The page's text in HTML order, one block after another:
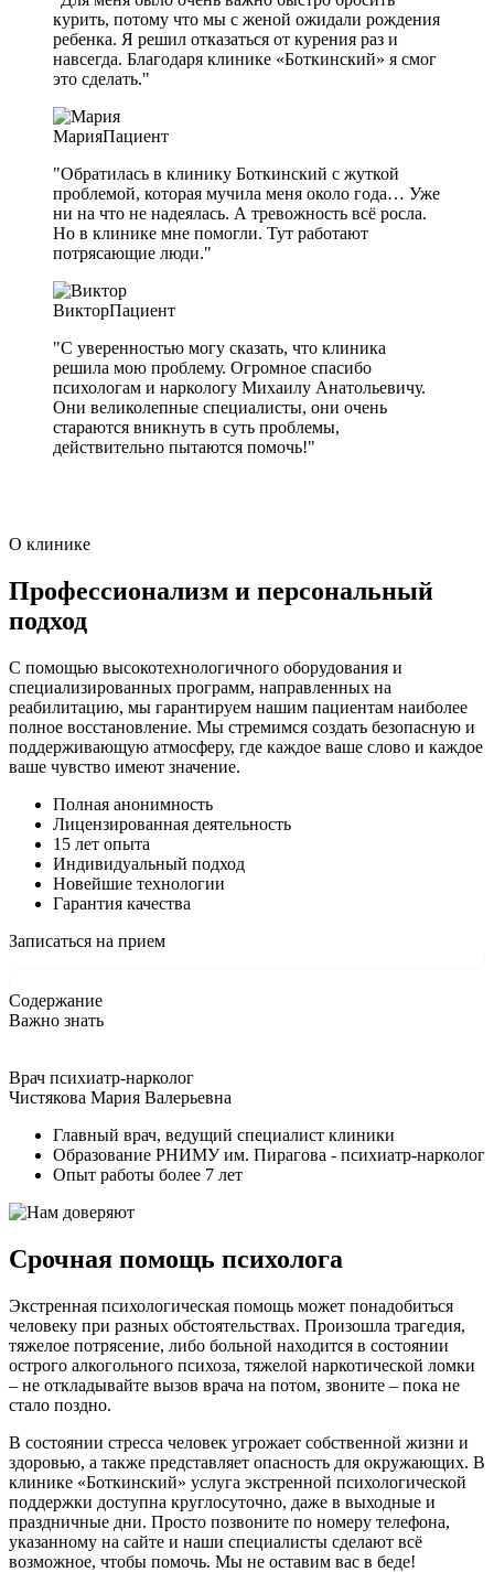
курить, потому что мы с женой ожидали рождения
ребенка. Я решил отказаться от курения раз и
навсегда. Благодаря клинике «Боткинский» я смог
это сделать."
МарияПациент
"Обратилась в клинику Боткинский с жуткой
проблемой, которая мучила меня около года… Уже
ни на что не надеялась. А тревожность всё росла.
Но в клинике мне помогли. Тут работают
потрясающие люди."
ВикторПациент
"С уверенностью могу сказать, что клиника
решила мою проблему. Огромное спасибо
психологам и наркологу Михаилу Анатольевичу.
Они великолепные специалисты, они очень
стараются вникнуть в суть проблемы,
действительно пытаются помочь!"
О клинике
Профессионализм и персональный
подход
С помощью высокотехнологичного оборудования и
специализированных программ, направленных на
реабилитацию, мы гарантируем нашим пациентам наиболее
полное восстановление. Мы стремимся создать безопасную и
поддерживающую атмосферу, где каждое ваше слово и каждое
ваше чувство имеют значение.
Полная анонимность
Лицензированная деятельность
15 лет опыта
Индивидуальный подход
Новейшие технологии
Гарантия качества
Записаться на прием
Содержание
Важно знать
Врач психиатр-нарколог
Чистякова Мария Валерьевна
Главный врач, ведущий специалист клиники
Образование РНИМУ им. Пирагова - психиатр-нарколог
Опыт работы более 7 лет
Срочная помощь психолога
Экстренная психологическая помощь может понадобиться
человеку при разных обстоятельствах. Произошла трагедия,
тяжелое потрясение, либо больной находится в состоянии
острого алкогольного психоза, тяжелой наркотической ломки
– не откладывайте вызов врача на потом, звоните – пока не
стало поздно.
В состоянии стресса человек угрожает собственной жизни и
здоровью, а также представляет опасность для окружающих. В
клинике «Боткинский» услуга экстренной психологической
поддержки доступна круглосуточно, даже в выходные и
праздничные дни. Просто позвоните по номеру телефона,
указанному на сайте и наши специалисты сделают всё
возможное, чтобы помочь. Мы не оставим вас в беде!